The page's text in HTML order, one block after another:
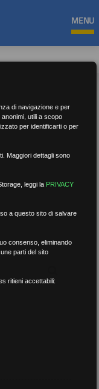
MENU
di navigazione e per
utili a scopo
per identificarti o per
Maggiori dettagli sono
leggi la PRIVACY
a questo sito di salvare
consenso, eliminando
parti del sito
ritieni accettabili: